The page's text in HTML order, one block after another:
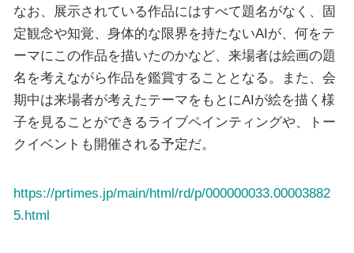
なお、展示されている作品にはすべて題名がなく、固
定観念や知覚、身体的な限界を持たないAIが、何をテ
ーマにこの作品を描いたのかなど、来場者は絵画の題
名を考えながら作品を鑑賞することとなる。また、会
期中は来場者が考えたテーマをもとにAIが絵を描く様
子を見ることができるライブペインティングや、トー
クイベントも開催される予定だ。
https://prtimes.jp/main/html/rd/p/000000033.00003882
5.html